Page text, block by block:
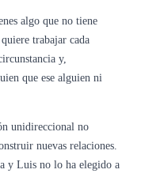
algo que no tiene
trabajar cada
y,
que ese alguien ni
unidireccional no
nuevas relaciones.
y Luis no lo ha elegido a